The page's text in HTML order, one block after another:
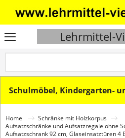
Lehrmittel-
Schulmöbel, Kindergarten-
Home
Schränke mit Holzkorpus
Aufsatzschränke und Aufsatzregale ohne
Aufsatzschrank 92 cm, Glaseinsatztüren 4